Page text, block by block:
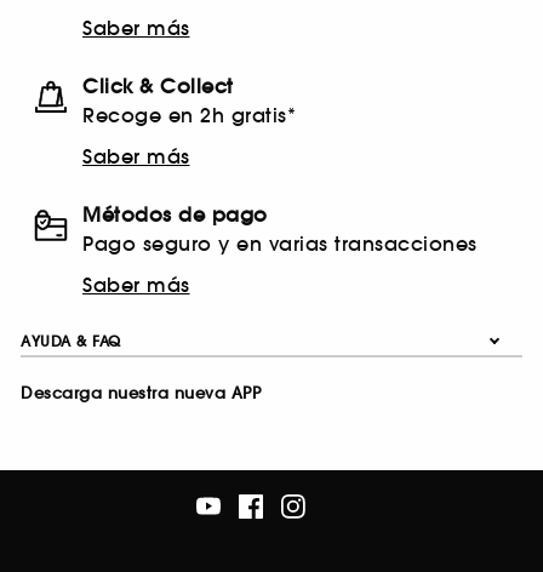
Saber más
Click & Collect
Recoge en 2h gratis*
Saber más
Métodos de pago
Pago seguro y en varias transacciones
Saber más
AYUDA & FAQ
Descarga nuestra nueva APP